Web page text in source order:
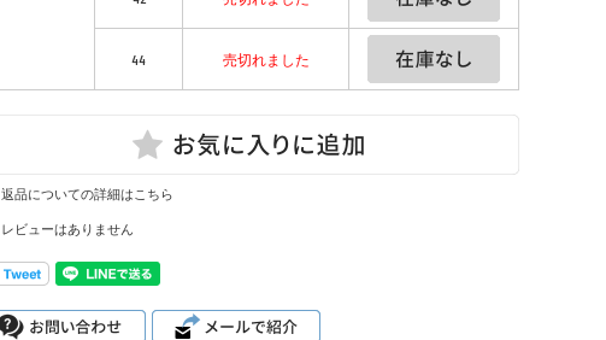
44 売切れました
返品についての詳細はこちら
レビューはありません